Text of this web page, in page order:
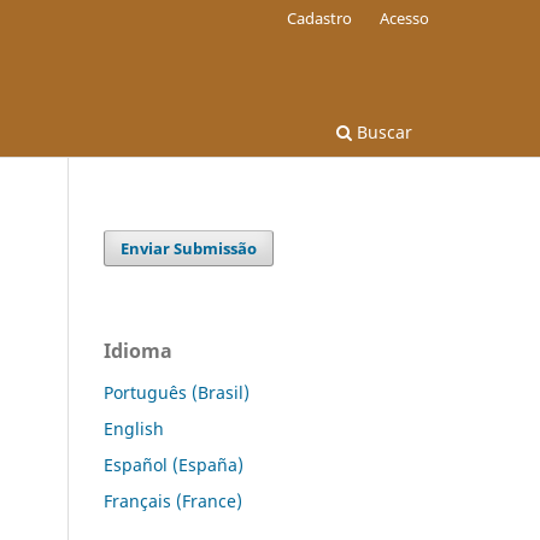
Buscar
Cadastro Acesso
Enviar Submissão
Idioma
Português (Brasil)
English
Español (España)
Français (France)